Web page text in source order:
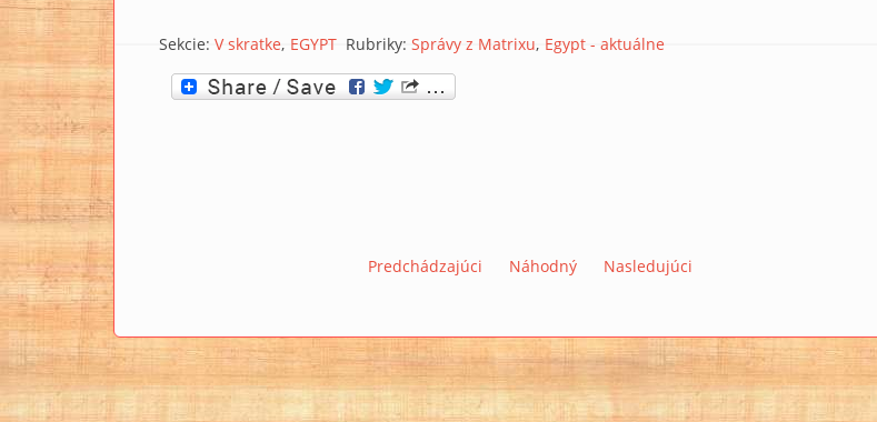
Sekcie: V skratke EGYPT Rubriky: Správy z Matrixu Egypt - aktuálne
Predchádzajúci Náhodný Nasledujúci